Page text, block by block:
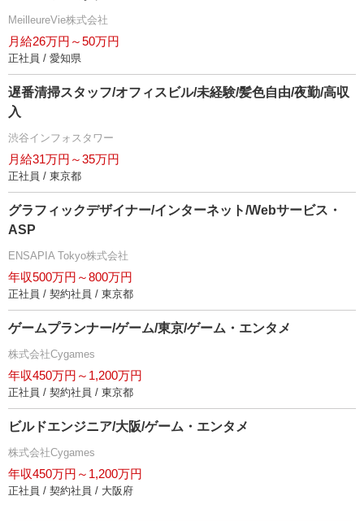
MeilleureVie株式会社
月給26万円～50万円
正社員 / 愛知県
遅番清掃スタッフ/オフィスビル/未経験/髪色自由/夜勤/高収
入
渋谷インフォスタワー
月給31万円～35万円
正社員 / 東京都
グラフィックデザイナー/インターネット/Webサービス・
ASP
ENSAPIA Tokyo株式会社
年収500万円～800万円
正社員 / 契約社員 / 東京都
ゲームプランナー/ゲーム/東京/ゲーム・エンタメ
株式会社Cygames
年収450万円～1,200万円
正社員 / 契約社員 / 東京都
ビルドエンジニア/大阪/ゲーム・エンタメ
株式会社Cygames
年収450万円～1,200万円
正社員 / 契約社員 / 大阪府